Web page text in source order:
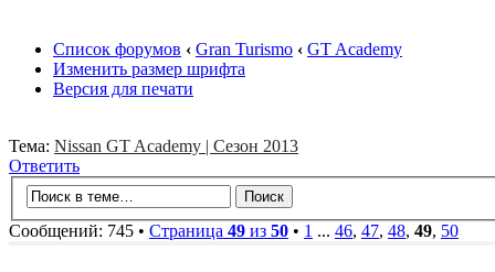
Список форумов ‹ Gran Turismo ‹ GT Academy
Изменить размер шрифта
Версия для печати
Тема: Nissan GT Academy | Сезон 2013
Ответить
Сообщений: 745 • Страница 49 из 50 • 1 ... 46, 47, 48, 49, 50